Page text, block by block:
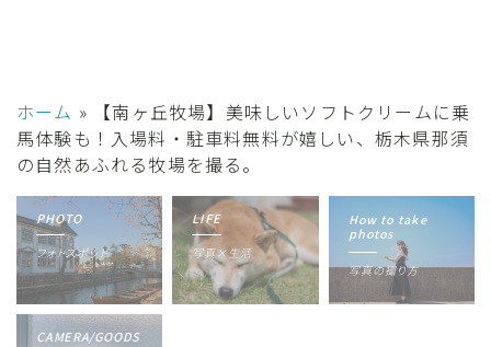
ホーム »
【南ヶ丘牧場】美味しいソフトクリームに乗
馬体験も！入場料・駐車料無料が嬉しい、栃木県那須
の自然あふれる牧場を撮る。
フォトスポット
PHOTO
写真×生活
LIFE
写真の撮り方
How to take
photos
CAMERA/GOODS